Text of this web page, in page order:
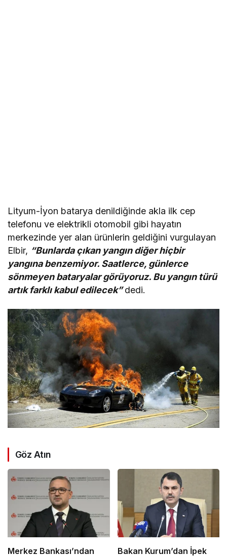
Lityum-İyon batarya denildiğinde akla ilk cep
telefonu ve elektrikli otomobil gibi hayatın
merkezinde yer alan ürünlerin geldiğini vurgulayan
Elbir, “Bunlarda çıkan yangın diğer hiçbir
yangına benzemiyor. Saatlerce, günlerce
sönmeyen bataryalar görüyoruz. Bu yangın türü
artık farklı kabul edilecek”dedi.
Göz Atın
Merkez Bankası’ndan Bakan Kurum’dan İpek